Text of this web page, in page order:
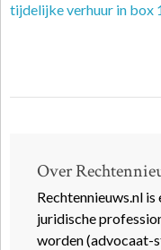
tijdelijke verhuur in box
Over
Rechtennieuws.nl
juridische
worden (advocaat-